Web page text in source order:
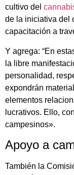
cultivo del
de la iniciativa del
capacitación a
Y agrega: “En
la libre
personalidad,
expondrán
elementos
lucrativos. Ello,
campesinos».
Apoyo a
También la